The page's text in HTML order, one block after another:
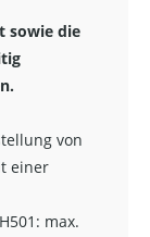
sowie die
von
einer
max.